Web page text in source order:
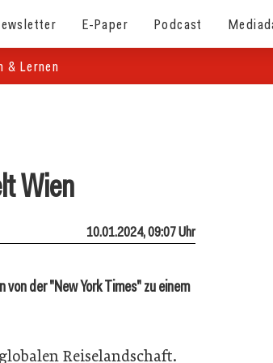
E-Paper Podcast
& Lernen
Wien
10.01.2024, 09:07 Uhr
der "New York Times" zu einem
Reiselandschaft.